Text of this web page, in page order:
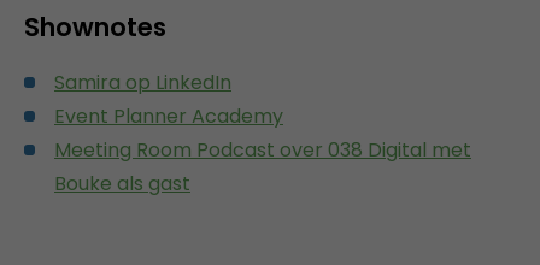
Shownotes
Samira op LinkedIn
Event Planner Academy
Meeting Room Podcast over 038 Digital met
Bouke als gast